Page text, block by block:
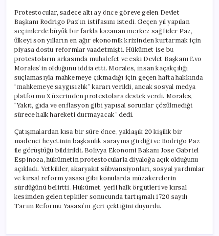
Protestocular, sadece altı ay önce göreve gelen Devlet
Başkanı Rodrigo Paz’ın istifasını istedi. Geçen yıl yapılan
seçimlerde büyük bir farkla kazanan merkez sağ lider Paz,
ülkeyi son yılların en ağır ekonomik krizinden kurtarmak için
piyasa dostu reformlar vaadetmişti. Hükümet ise bu
protestoların arkasında muhalefet ve eski Devlet Başkanı Evo
Morales’in olduğunu iddia etti. Morales, insan kaçakçılığı
suçlamasıyla mahkemeye çıkmadığı için geçen hafta hakkında
“mahkemeye saygısızlık” kararı verildi, ancak sosyal medya
platformu X üzerinden protestolara destek verdi. Morales,
“Yakıt, gıda ve enflasyon gibi yapısal sorunlar çözülmediği
sürece halk hareketi durmayacak” dedi.
Çatışmalardan kısa bir süre önce, yaklaşık 20 kişilik bir
madenci heyetinin başkanlık sarayına girdiği ve Rodrigo Paz
ile görüştüğü bildirildi. Bolivya Ekonomi Bakanı Jose Gabriel
Espinoza, hükümetin protestocularla diyaloğa açık olduğunu
açıkladı. Yetkililer, akaryakıt sübvansiyonları, sosyal yardımlar
ve kırsal reform yasası gibi konularda müzakerelerin
sürdüğünü belirtti. Hükümet, yerli halk örgütleri ve kırsal
kesimden gelen tepkiler sonucunda tartışmalı 1720 sayılı
Tarım Reformu Yasası’nı geri çektiğini duyurdu.